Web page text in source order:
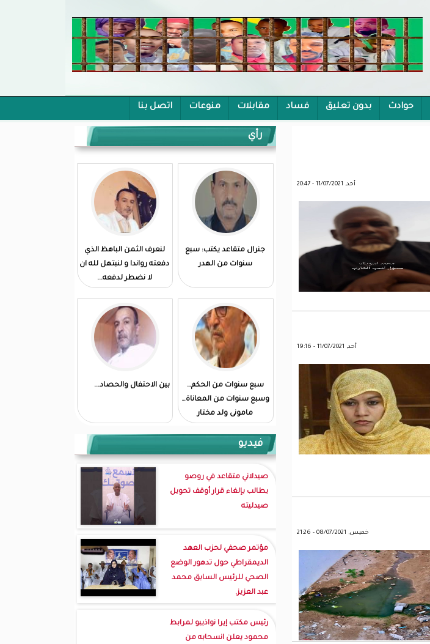
حوادث بدون تعليق فساد مقابلات منوعات اتصل بنا
أحد, 11/07/2021 - 20:47
أحد, 11/07/2021 - 19:16
خميس, 08/07/2021 - 21:26
رأي
جنرال متقاعد يكتب: سبع
سنوات من الهدر
لنعرف الثمن الباهظ الذي
دفعته رواندا و لنبتهل لله ان
لا نضطر لدفعه...
سبع سنوات من الحكم…
وسبع سنوات من المعاناة…
مامونى ولد مختار
بين الاحتفال والحصاد...
فيديو
صيدلاني متقاعد في روصو
يطالب بإلغاء قرار أوقف تحويل
صيدليته
مؤتمر صحفي لحزب العهد
الديمقراطي حول تدهور الوضع
الصحي للرئيس السابق محمد
عبد العزيز.
رئيس مكتب إيرا نواذيبو لمرابط
محمود يعلن انسحابه من